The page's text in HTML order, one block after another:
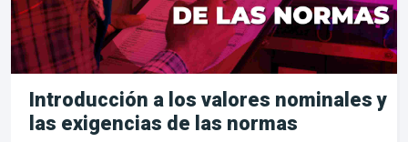
Introducción a los valores nominales y
las exigencias de las normas